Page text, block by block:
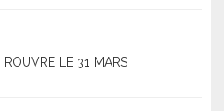
ROUVRE LE 31 MARS